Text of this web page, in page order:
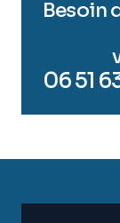
Besoin
06 51